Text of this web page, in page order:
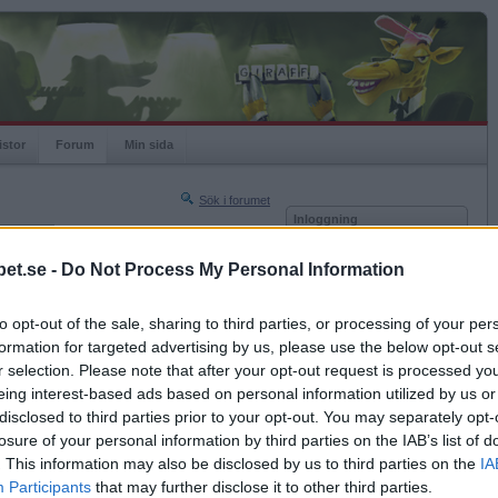
- Do Not Process My Personal Information
opt-out of the sale, sharing to third parties, or processing of your
for targeted advertising by us, please use the below opt-out
selection. Please note that after your opt-out request is processed
interest-based ads based on personal information utilized by us
to third parties prior to your opt-out. You may separately
of your personal information by third parties on the IAB’s list of
This information may also be disclosed by us to third parties on the
Participants that may further disclose it to other third parties.
Forum Min sida
Sök i forumet
Nästa sida »
2006-09-28 16:17
Inloggning
Kom ihåg mig
Glömt ditt lösenord?
Få ny aktiveringslänk
Betapet är gratis!